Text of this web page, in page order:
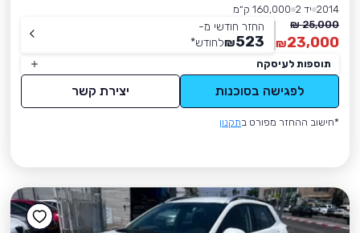
2014 יד 2
160,000 ק״מ
25,000 ₪
23,000
₪
החזר חודשי מ-
523
₪לחודש*
תוספות לעיסקה
לפגישה בסוכנות יצירת קשר
*חישוב ההחזר מפורט בתקנון